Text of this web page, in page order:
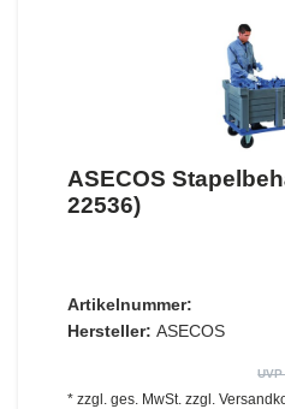
ASECOS
22536)
Artikelnummer:
Hersteller: ASECOS
* zzgl. ges. MwSt.zzgl.